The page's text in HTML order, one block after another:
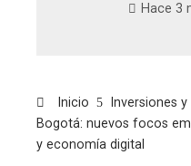
Hace 3
Inicio
Inversiones
Bogotá: nuevos focos
y economía digital